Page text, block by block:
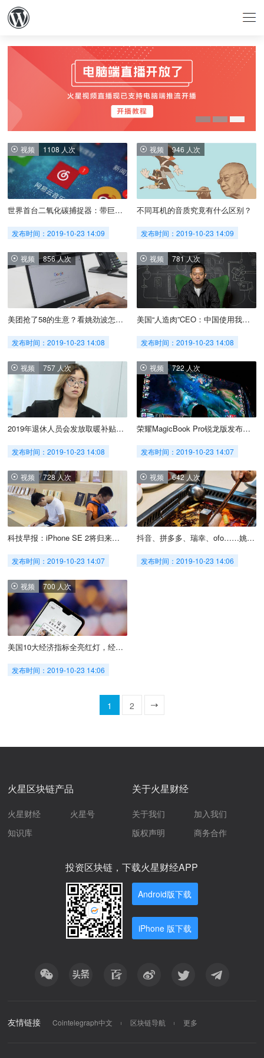
视频 1108 人次
世界首台二氧化碳捕捉器：带巨型空气过滤器，可减缓全球气候变暖
发布时间：2019-10-23 14:09
视频 946 人次
不同耳机的音质究竟有什么区别？
发布时间：2019-10-23 14:09
视频 856 人次
美团抢了58的生意？看姚劲波怎么回应
发布时间：2019-10-23 14:08
视频 781 人次
美国“人造肉”CEO：中国使用我们的技术，将节省50%的水和耕地
发布时间：2019-10-23 14:08
视频 757 人次
2019年退休人员会发放取暖补贴吗？
发布时间：2019-10-23 14:08
视频 722 人次
荣耀MagicBook Pro锐龙版发布：首发锐龙7 3750H
发布时间：2019-10-23 14:07
视频 728 人次
科技早报：iPhone SE 2将归来，2050年香蕉或完全消失
发布时间：2019-10-23 14:07
视频 642 人次
抖音、拼多多、瑞幸、ofo……姚劲波如何看这些热门公司？
发布时间：2019-10-23 14:06
视频 700 人次
美国10大经济指标全亮红灯，经济危机即将到来？
发布时间：2019-10-23 14:06
1
2
火星区块链产品
火星财经
火星号
知识库
关于火星财经
关于我们
加入我们
版权声明
商务合作
投资区块链，下载火星财经APP
Android版下载
iPhone 版下载
友情链接 Cointelegraph中文 区块链导航 更多